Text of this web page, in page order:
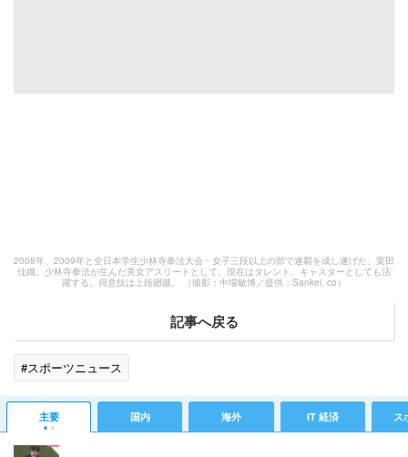
2008年、2009年と全日本学生少林寺拳法大会・女子三段以上の部で連覇を成し遂げた、栗田
佳織。少林寺拳法が生んだ美女アスリートとして、現在はタレント、キャスターとしても活
躍する。得意技は上段廻蹴。 （撮影：中場敏博／提供：Sankei, co）
記事へ戻る
#スポーツニュース
主要 国内 海外 IT 経済 ス